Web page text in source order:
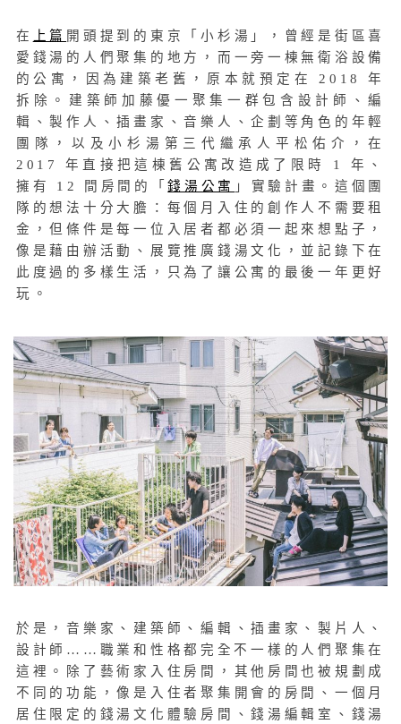
在 上篇 開頭提到的東京「小杉湯」，曾經是街區喜
愛錢湯的人們聚集的地方，而一旁一棟無衛浴設備
的公寓，因為建築老舊，原本就預定在 2018 年
拆除。建築師加藤優一聚集一群包含設計師、編
輯、製作人、插畫家、音樂人、企劃等角色的年輕
團隊，以及小杉湯第三代繼承人平松佑介，在
2017 年直接把這棟舊公寓改造成了限時 1 年、
擁有 12 間房間的「錢湯公寓 」實驗計畫。這個團
隊的想法十分大膽：每個月入住的創作人不需要租
金，但條件是每一位入居者都必須一起來想點子，
像是藉由辦活動、展覽推廣錢湯文化，並記錄下在
此度過的多樣生活，只為了讓公寓的最後一年更好
玩。
於是，音樂家、建築師、編輯、插畫家、製片人、
設計師……職業和性格都完全不一樣的人們聚集在
這裡。除了藝術家入住房間，其他房間也被規劃成
不同的功能，像是入住者聚集開會的房間、一個月
居住限定的錢湯文化體驗房間、錢湯編輯室、錢湯